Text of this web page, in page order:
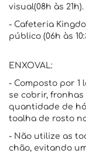
visual(08h às 21h).
- Cafeteria
público (06h às
ENXOVAL:
- Composto por 1
se cobrir,
quantidade de
toalha de rosto
- Não utilize as
chão, evitando